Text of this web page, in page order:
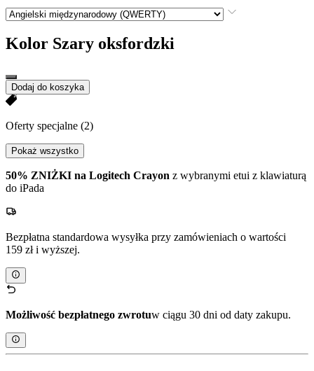
Kolor Szary oksfordzki
Dodaj do koszyka
Oferty specjalne (2)
Pokaż wszystko
50% ZNIŻKI na Logitech Crayon z wybranymi etui z klawiaturą
do iPada
Bezpłatna standardowa wysyłka przy zamówieniach o wartości
159 zł i wyższej.
Możliwość bezpłatnego zwrotuw ciągu 30 dni od daty zakupu.